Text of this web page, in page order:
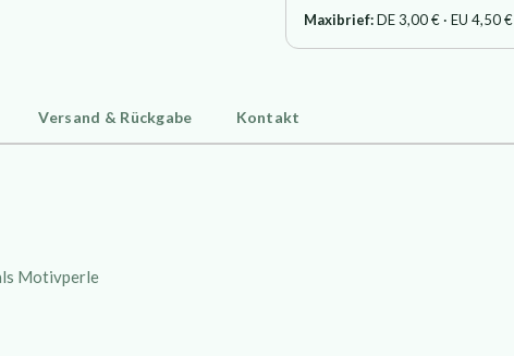
Maxibrief:DE 3,00 € · EU 4,50 €
Versand & Rückgabe Kontakt
Motivperle